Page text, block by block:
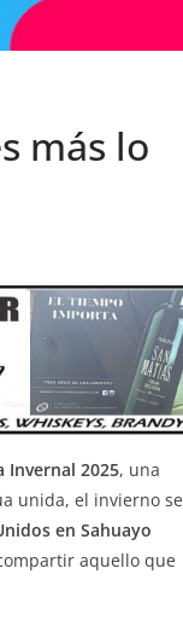
más lo
Invernal 2025, una
unida, el invierno se
en Sahuayo
aquello que